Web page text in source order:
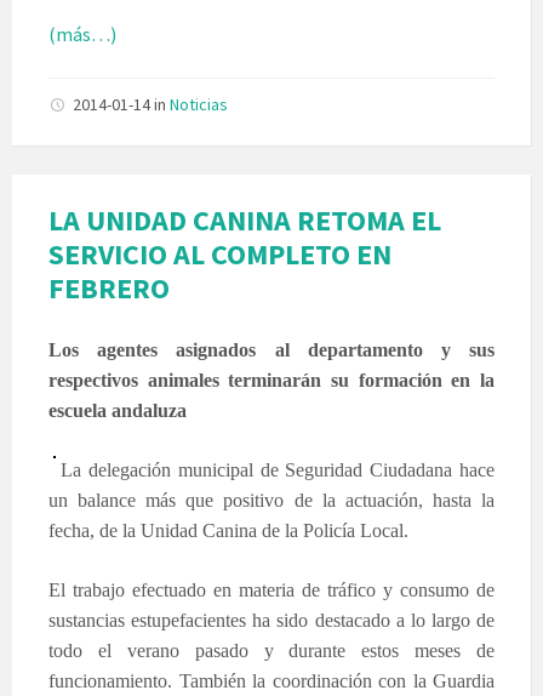
(más…)
2014-01-14in Noticias
LA UNIDAD CANINA RETOMA EL
SERVICIO AL COMPLETO EN
FEBRERO
Los agentes asignados al departamento y sus
respectivos animales terminarán su formación en la
escuela andaluza
La delegación municipal de Seguridad Ciudadana hace
un balance más que positivo de la actuación, hasta la
fecha, de la Unidad Canina de la Policía Local.
El trabajo efectuado en materia de tráfico y consumo de
sustancias estupefacientes ha sido destacado a lo largo de
todo el verano pasado y durante estos meses de
funcionamiento. También la coordinación con la Guardia